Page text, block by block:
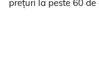
prețuri la peste 60